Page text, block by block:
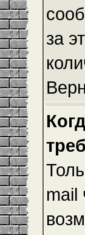
за
mail